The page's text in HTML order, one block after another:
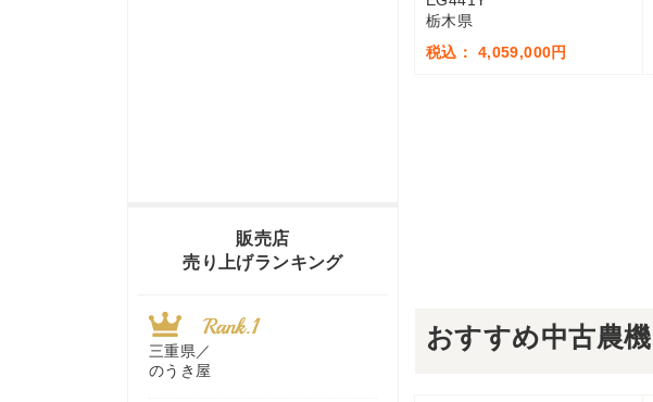
栃木県
税込： 4,059,000円
おすすめ中古農機
販売店
売り上げランキング
三重県／
のうき屋